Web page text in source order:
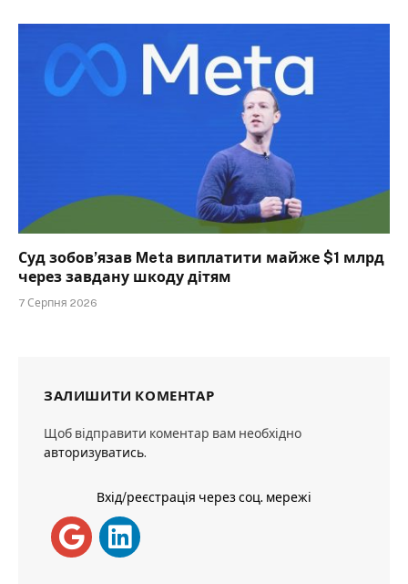
Суд зобов’язав Meta виплатити майже $1 млрд
через завдану шкоду дітям
7 Серпня 2026
ЗАЛИШИТИ КОМЕНТАР
Щоб відправити коментар вам необхідно
авторизуватись.
Вхід/реєстрація через соц. мережі